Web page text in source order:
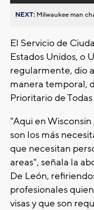
NEXT: Milwaukee man
El Servicio de
Estados Unidos, o
regularmente, dio
manera temporal,
Prioritario de
"Aqui en
son los más
que necesitan
areas", señala la
De León,
profesionales
visas y que son